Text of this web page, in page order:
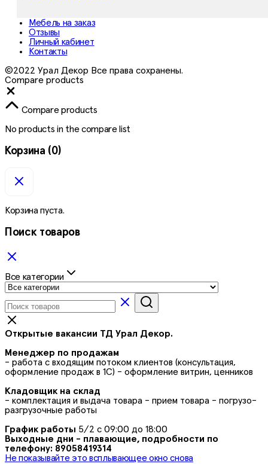
Мебель на заказ
Отзывы
Личный кабинет
Контакты
©2022 Урал Декор Все права сохранены.
Compare products
Compare products
No products in the compare list
Корзина (0)
Корзина пуста.
Поиск товаров
Все категории
Открытые вакансии ТД Урал Декор.
Менеджер по продажам
- работа с входящим потоком клиентов (консультация,
оформление продаж в 1С) - оформление витрин, ценников
Кладовщик на склад
- комплектация и выдача товара - прием товара - погрузо-
разгрузочные работы
График работы 5/2 с 09:00 до 18:00
Выходные дни - плавающие, подробности по
телефону: 89058419314
Не показывайте это всплывающее окно снова